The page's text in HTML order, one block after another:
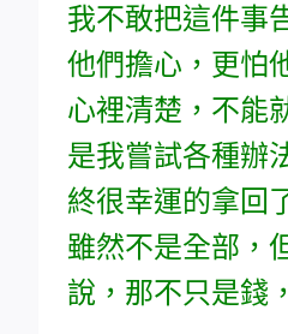
我不敢把這件事
他們擔心，更怕
心裡清楚，不能
是我嘗試各種辦
終很幸運的拿回
雖然不是全部，
說，那不只是錢